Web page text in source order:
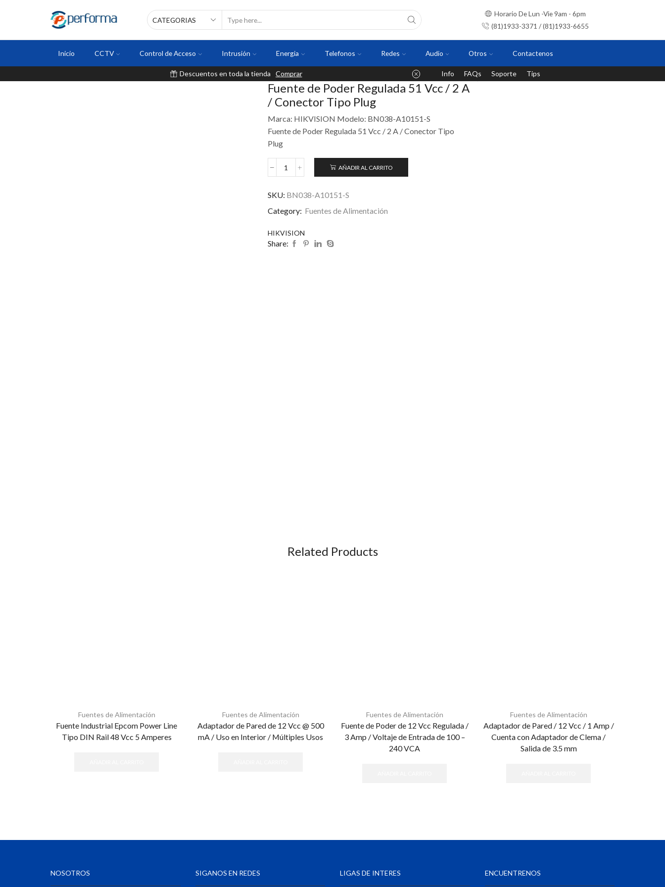
Horario De Lun -Vie 9am - 6pm
(81)1933-3371 / (81)1933-6655
Inicio CCTV Control de Acceso Intrusión Energia Telefonos Redes Audio Otros Contactenos
Descuentos en toda la tienda Comprar Info FAQs Soporte Tips
Fuente de Poder Regulada 51 Vcc / 2 A
/ Conector Tipo Plug
Marca: HIKVISION Modelo: BN038-A10151-S
Fuente de Poder Regulada 51 Vcc / 2 A / Conector Tipo
Plug
AÑADIR AL CARRITO
SKU: BN038-A10151-S
Category: Fuentes de Alimentación
HIKVISION
Share:
Related Products
Fuentes de Alimentación
Fuente Industrial Epcom Power Line
Tipo DIN Rail 48 Vcc 5 Amperes
Fuentes de Alimentación
Adaptador de Pared de 12 Vcc @ 500
mA / Uso en Interior / Múltiples Usos
Fuentes de Alimentación
Fuente de Poder de 12 Vcc Regulada /
3 Amp / Voltaje de Entrada de 100 –
240 VCA
Fuentes de Alimentación
Adaptador de Pared / 12 Vcc / 1 Amp /
Cuenta con Adaptador de Clema /
Salida de 3.5 mm
NOSOTROS SIGANOS EN REDES LIGAS DE INTERES ENCUENTRENOS